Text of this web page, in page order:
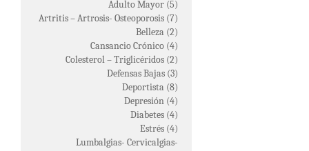
Adulto Mayor (5)
Artritis – Artrosis- Osteoporosis (7)
Belleza (2)
Cansancio Crónico (4)
Colesterol – Triglicéridos (2)
Defensas Bajas (3)
Deportista (8)
Depresión (4)
Diabetes (4)
Estrés (4)
Lumbalgias- Cervicalgias-